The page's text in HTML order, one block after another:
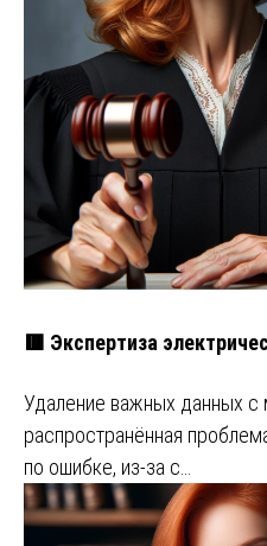
🟥 Экспертиза
Удаление важных данных с
распространённая
по ошибке, из-за с…